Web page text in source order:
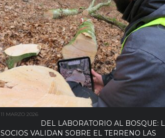
11 MARZO 2026
DEL LABORATORIO AL BOSQUE:
SOCIOS VALIDAN SOBRE EL TERRENO LAS